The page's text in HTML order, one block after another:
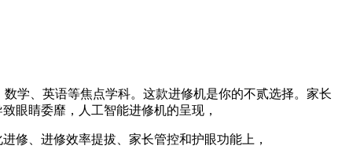
学、英语等焦点学科。这款进修机是你的不贰选择。家长
眼睛委靡，人工智能进修机的呈现，
、进修效率提拔、家长管控和护眼功能上，